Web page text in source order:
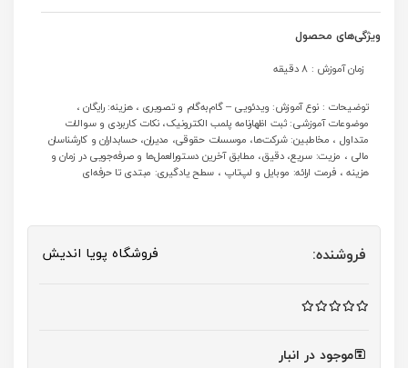
ویژگی‌های محصول
زمان آموزش : 8 دقیقه
توضیحات : نوع آموزش: ویدئویی – گام‌به‌گام و تصویری ، هزینه: رایگان ،
موضوعات آموزشی: ثبت اظهارنامه پلمب الکترونیک، نکات کاربردی و سوالات
متداول ، مخاطبین: شرکت‌ها، موسسات حقوقی، مدیران، حسابداران و کارشناسان
مالی ، مزیت: سریع، دقیق، مطابق آخرین دستورالعمل‌ها و صرفه‌جویی در زمان و
هزینه ، فرمت ارائه: موبایل و لپ‌تاپ ، سطح یادگیری: مبتدی تا حرفه‌ای
فروشنده: فروشگاه پویا اندیش
موجود در انبار